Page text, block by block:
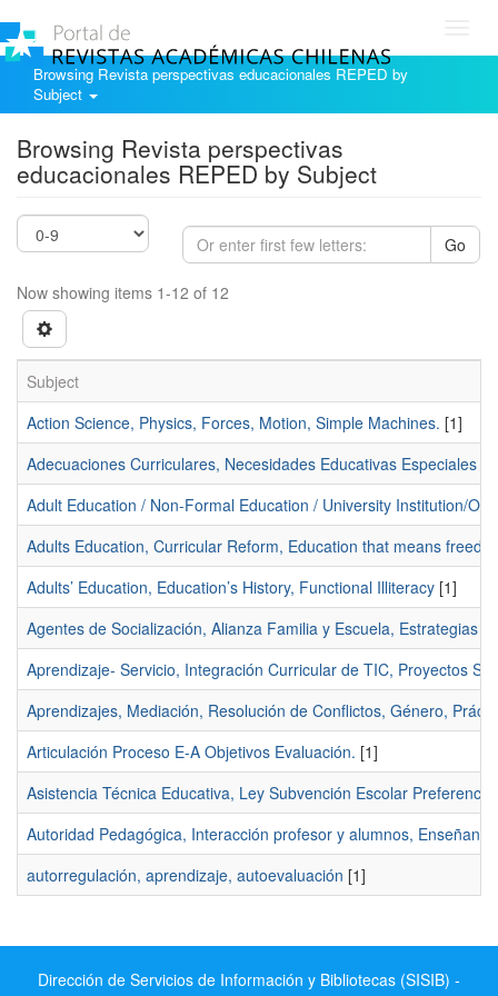
Browsing Revista perspectivas educacionales REPED by
Subject
Browsing Revista perspectivas
educacionales REPED by Subject
Go
Now showing items 1-12 of 12
Subject
Action Science, Physics, Forces, Motion, Simple Machines. [1]
Adecuaciones Curriculares, Necesidades Educativas Especiales
Adult Education / Non-Formal Education / University Institution/
Adults Education, Curricular Reform, Education that means
Adults’ Education, Education’s History, Functional Illiteracy [1]
Agentes de Socialización, Alianza Familia y Escuela, Estrategias
Aprendizaje- Servicio, Integración Curricular de TIC, Proyectos
Aprendizajes, Mediación, Resolución de Conflictos, Género,
Articulación Proceso E-A Objetivos Evaluación. [1]
Asistencia Técnica Educativa, Ley Subvención Escolar
Autoridad Pedagógica, Interacción profesor y alumnos,
autorregulación, aprendizaje, autoevaluación [1]
Dirección de Servicios de Información y Bibliotecas (SISIB) -